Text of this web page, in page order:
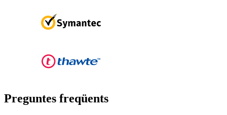
Preguntes freqüents